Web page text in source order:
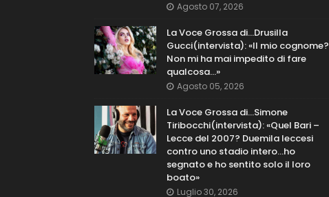
Agosto 07, 2026
La Voce Grossa di…Drusilla
Gucci(intervista): «Il mio cognome?
Non mi ha mai impedito di fare
qualcosa…»
Agosto 05, 2026
La Voce Grossa di…Simone
Tiribocchi(intervista): «Quel Bari –
Lecce del 2007? Duemila leccesi
contro uno stadio intero...ho
segnato e ho sentito solo il loro
boato»
Luglio 30, 2026